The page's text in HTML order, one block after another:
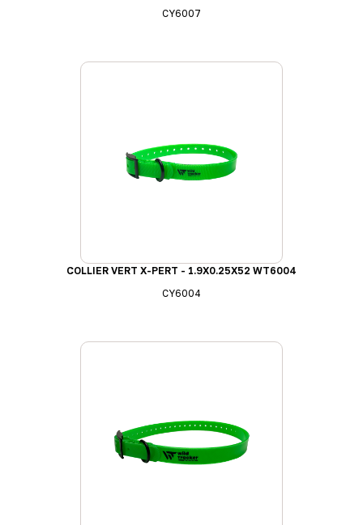
CY6007
COLLIER VERT X-PERT - 1.9X0.25X52 WT6004
CY6004